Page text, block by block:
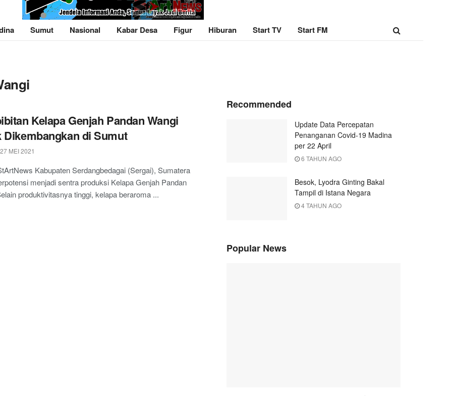
Sumut Nasional Kabar Desa Figur Hiburan Start TV Start FM
Kelapa Genjah Pandan Wangi
Dikembangkan di Sumut
MEI 2021
Kabupaten Serdangbedagai (Sergai), Sumatera
menjadi sentra produksi Kelapa Genjah Pandan
produktivitasnya tinggi, kelapa beraroma ...
Recommended
Update Data Percepatan
Penanganan Covid-19 Madina
per 22 April
6 TAHUN AGO
Besok, Lyodra Ginting Bakal
Tampil di Istana Negara
4 TAHUN AGO
Popular News